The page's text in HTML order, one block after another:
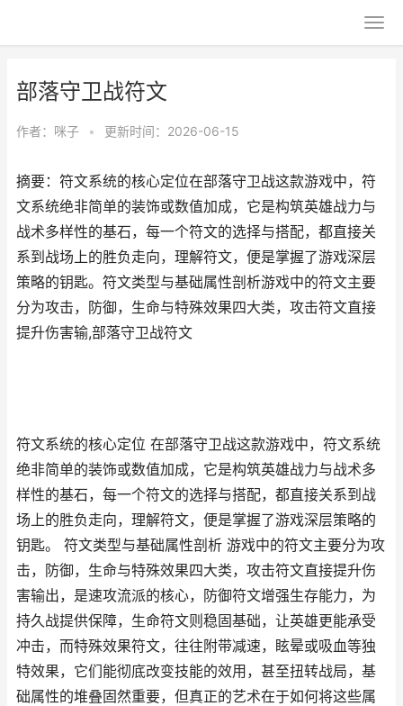
部落守卫战符文
作者： 咪子 • 更新时间：2026-06-15
摘要：符文系统的核心定位在部落守卫战这款游戏中，符
文系统绝非简单的装饰或数值加成，它是构筑英雄战力与
战术多样性的基石，每一个符文的选择与搭配，都直接关
系到战场上的胜负走向，理解符文，便是掌握了游戏深层
策略的钥匙。符文类型与基础属性剖析游戏中的符文主要
分为攻击，防御，生命与特殊效果四大类，攻击符文直接
提升伤害输,部落守卫战符文
符文系统的核心定位 在部落守卫战这款游戏中，符文系统
绝非简单的装饰或数值加成，它是构筑英雄战力与战术多
样性的基石，每一个符文的选择与搭配，都直接关系到战
场上的胜负走向，理解符文，便是掌握了游戏深层策略的
钥匙。 符文类型与基础属性剖析 游戏中的符文主要分为攻
击，防御，生命与特殊效果四大类，攻击符文直接提升伤
害输出，是速攻流派的核心，防御符文增强生存能力，为
持久战提供保障，生命符文则稳固基础，让英雄更能承受
冲击，而特殊效果符文，往往附带减速，眩晕或吸血等独
特效果，它们能彻底改变技能的效用，甚至扭转战局，基
础属性的堆叠固然重要，但真正的艺术在于如何将这些属